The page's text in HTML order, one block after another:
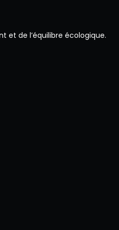
et de l’équilibre écologique.